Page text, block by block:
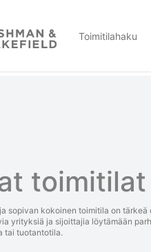
Toimitilahaku
toimitilat
sopivan kokoinen toimitila on
yrityksiä ja sijoittajia löytämään
tai tuotantotila.